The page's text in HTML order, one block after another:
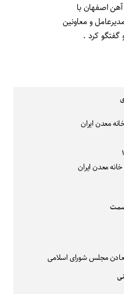
اصفهان با
و معاونین
گفتگو کرد .
معدن ایران
معدن ایران
صمت
مجلس شورای اسلامی